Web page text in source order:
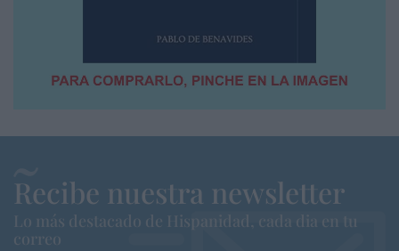
Recibe nuestra newsletter
Lo más destacado de Hispanidad, cada dia en tu
correo